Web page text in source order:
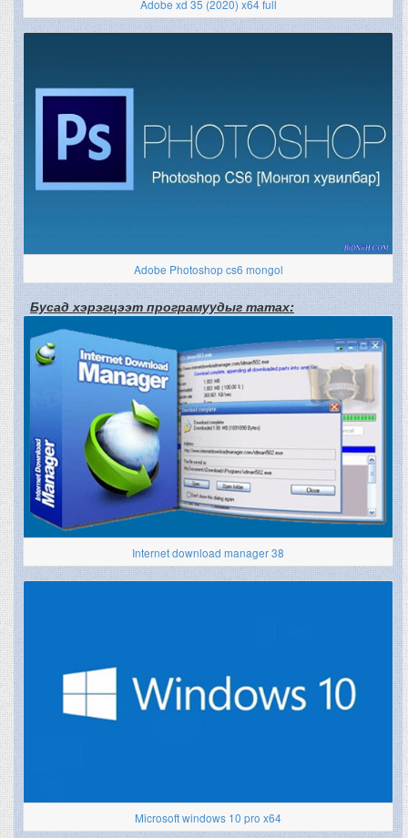
Adobe xd 35 (2020) x64 full
Adobe Photoshop cs6 mongol
Бусад хэрэгцээт програмуудыг татах:
Internet download manager 38
Microsoft windows 10 pro x64